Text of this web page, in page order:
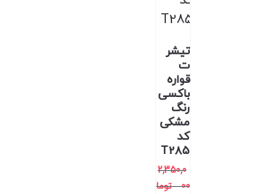
تیشر
ت
قواره
باکسی
رنگ
مشکی
کد
T285
2,350,0
00
توما